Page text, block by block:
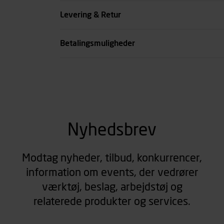
Levering & Retur
Betalingsmuligheder
Nyhedsbrev
Modtag nyheder, tilbud, konkurrencer,
information om events, der vedrører
værktøj, beslag, arbejdstøj og
relaterede produkter og services.